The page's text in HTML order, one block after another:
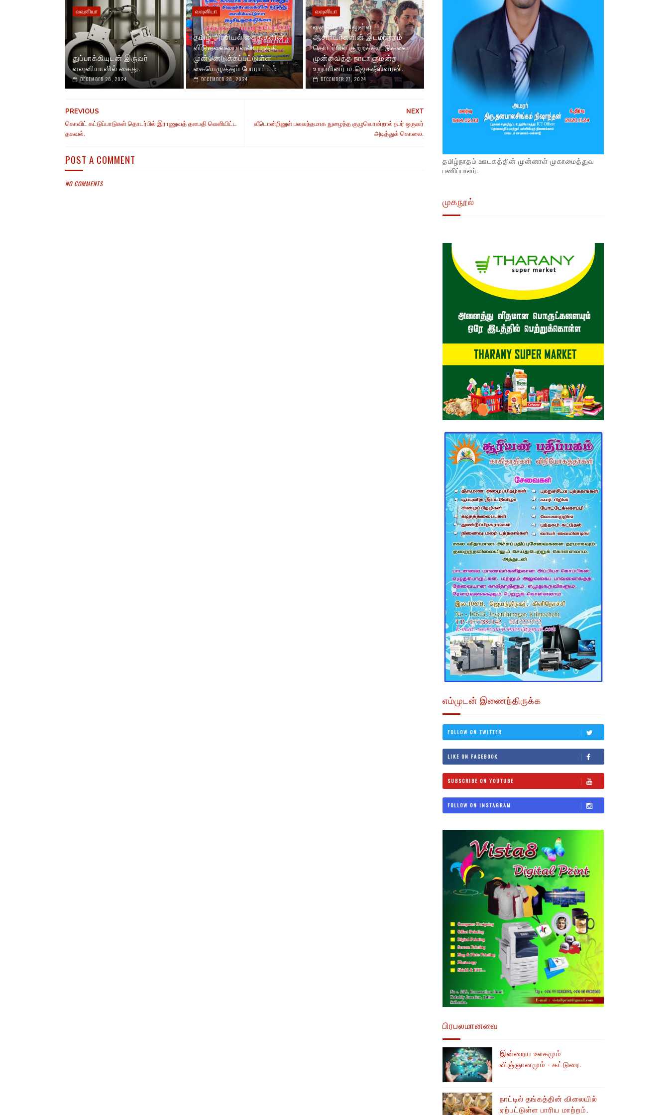
வவுனியா
துப்பாக்கியுடன் இருவர்
வவுனியாவில் கைது.
DECEMBER 28, 2024
வவுனியா
தமிழ் அரசியல் கைதிகளின்
விடுதலையை வலியுறுத்தி
முன்னெடுக்கப்பட்டுள்ள
கையெழுத்துப் போராட்டம்.
DECEMBER 28, 2024
வவுனியா
வவுனியாவிலுள்ள
ஆசிரியர்களின் இடமாற்றம்
தொடர்பில் குற்றச்சாட்டுகளை
முன்வைத்த நாடாளுமன்ற
உறுப்பினர் ம.ஜெகதீஸ்வரன்.
DECEMBER 27, 2024
NEXT
வீடொன்றினுள் பலவந்தமாக நுழைந்த குழுவொன்றால் நபர் ஒருவர்
அடித்துக் கொலை.
PREVIOUS
கொவிட் கட்டுப்பாடுகள் தொடர்பில் இராணுவத் தளபதி வெளியிட்ட
தகவல்.
POST A COMMENT
NO COMMENTS
தமிழ்நாதம் ஊடகத்தின் முன்னாள் முகாமைத்துவ
பணிப்பாளர்.
முகநூல்
எம்முடன் இணைந்திருக்க
FOLLOW ON TWITTER
LIKE ON FACEBOOK
SUBSCRIBE ON YOUTUBE
FOLLOW ON INSTAGRAM
பிரபலமானவை
இன்றைய உலகமும்
விஞ்ஞானமும் - கட்டுரை.
நாட்டில் தங்கத்தின் விலையில்
ஏற்பட்டுள்ள பாரிய மாற்றம்.